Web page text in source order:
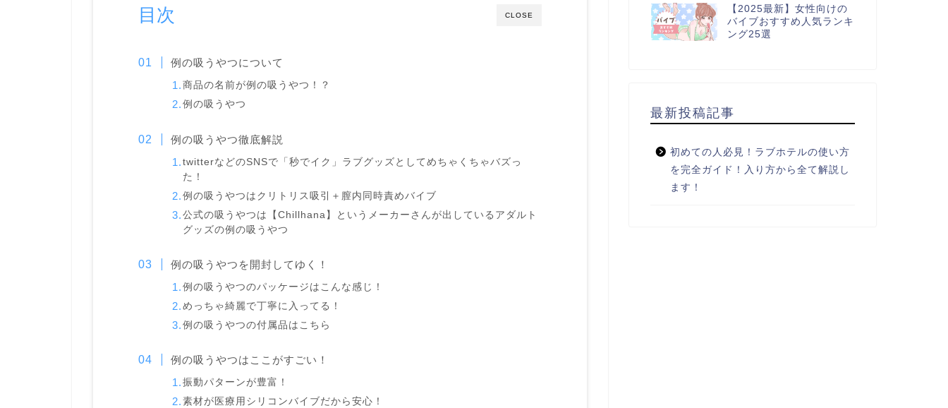
CLOSE
目次
例の吸うやつについて
商品の名前が例の吸うやつ！？
例の吸うやつ
例の吸うやつ徹底解説
twitterなどのSNSで「秒でイク」ラブグッズとしてめちゃくちゃバズっ
た！
例の吸うやつはクリトリス吸引＋膣内同時責めバイブ
公式の吸うやつは【Chillhana】というメーカーさんが出しているアダルト
グッズの例の吸うやつ
例の吸うやつを開封してゆく！
例の吸うやつのパッケージはこんな感じ！
めっちゃ綺麗で丁寧に入ってる！
例の吸うやつの付属品はこちら
例の吸うやつはここがすごい！
振動パターンが豊富！
素材が医療用シリコンバイブだから安心！
【2025最新】女性向けの
バイブおすすめ人気ランキ
ング25選
最新投稿記事
初めての人必見！ラブホテルの使い方
を完全ガイド！入り方から全て解説し
ます！